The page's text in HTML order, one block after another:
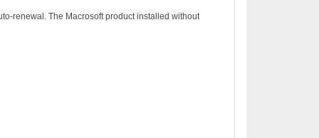
renewal. The Macrosoft product installed without